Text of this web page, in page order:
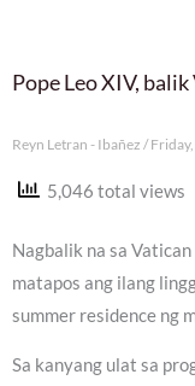
Pope Leo XIV,
Reyn Letran - Ibañez Friday,
5,046 total views
Nagbalik na sa
matapos ang ilang
summer residence ng
Sa kanyang ulat sa